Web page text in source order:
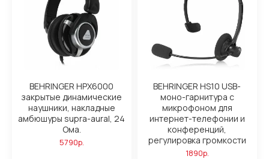
BEHRINGER HPX6000
закрытые динамические
наушники, накладные
амбюшуры supra-aural, 24
Ома.
5790р.
BEHRINGER HS10 USB-
моно-гарнитура с
микрофоном для
интернет-телефонии и
конференций,
регулировка громкости
1890р.